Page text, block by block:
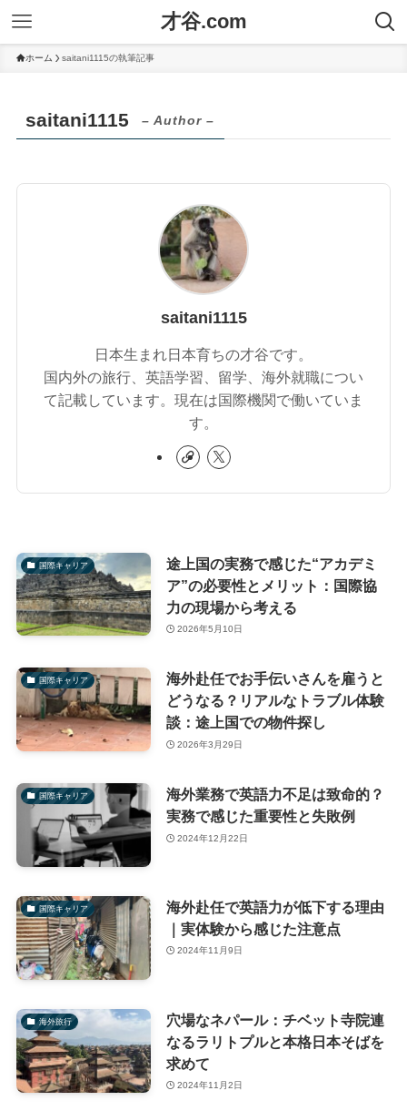
才谷.com
ホーム saitani1115の執筆記事
saitani1115 – Author –
saitani1115
日本生まれ日本育ちの才谷です。
国内外の旅行、英語学習、留学、海外就職につい
て記載しています。現在は国際機関で働いていま
す。
国際キャリア
途上国の実務で感じた“アカデミ
ア”の必要性とメリット：国際協
力の現場から考える
2026年5月10日
国際キャリア
海外赴任でお手伝いさんを雇うと
どうなる？リアルなトラブル体験
談：途上国での物件探し
2026年3月29日
国際キャリア
海外業務で英語力不足は致命的？
実務で感じた重要性と失敗例
2024年12月22日
国際キャリア
海外赴任で英語力が低下する理由
｜実体験から感じた注意点
2024年11月9日
海外旅行
穴場なネパール：チベット寺院連
なるラリトプルと本格日本そばを
求めて
2024年11月2日